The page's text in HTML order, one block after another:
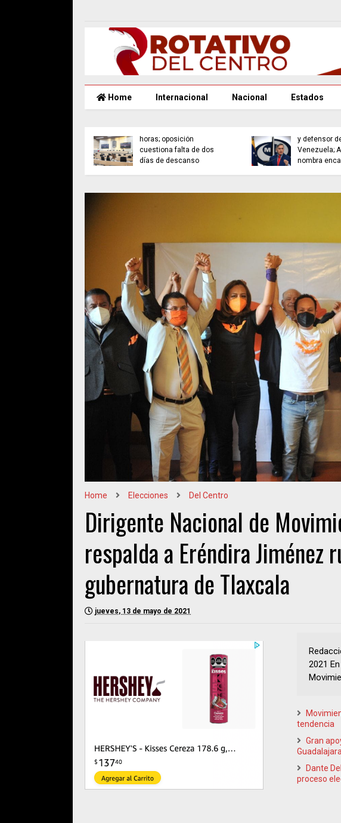
Home Internacional Nacional Estados
Transformando México”
para prevenir violencia y
fortalecer derechos
poblanas inspiran con
resiliencia y sororidad
desde lo cotidiano
Home Elecciones Del Centro
Dirigente Nacional de
respalda a Eréndira Jiménez
gubernatura de Tlaxcala
jueves, 13 de mayo de 2021
2021
tendencia
Gran
Guadalajara
Dante
proceso